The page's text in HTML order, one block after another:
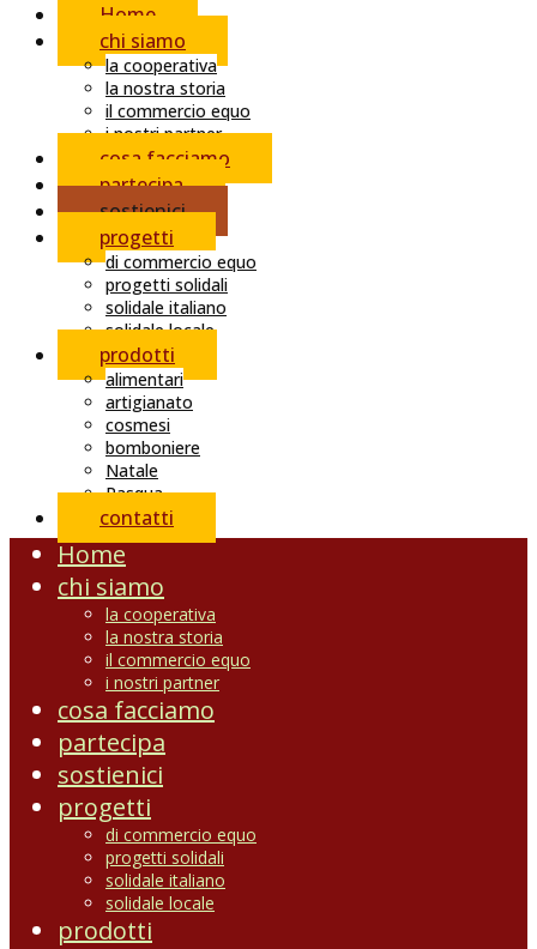
Home
chi siamo
la cooperativa
la nostra storia
il commercio equo
i nostri partner
cosa facciamo
partecipa
sostienici
progetti
di commercio equo
progetti solidali
solidale italiano
solidale locale
prodotti
alimentari
artigianato
cosmesi
bomboniere
Natale
Pasqua
contatti
Home
chi siamo
la cooperativa
la nostra storia
il commercio equo
i nostri partner
cosa facciamo
partecipa
sostienici
progetti
di commercio equo
progetti solidali
solidale italiano
solidale locale
prodotti